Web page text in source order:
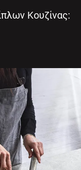
Κουζίνας: